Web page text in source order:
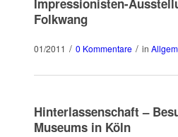
Impressionisten-
Folkwang
01/2011 / 0 Kommentare / in
Hinterlassenschaft –
Museums in Köln